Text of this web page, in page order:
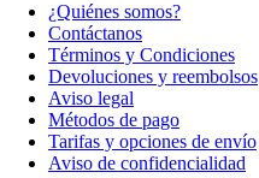
¿Quiénes somos?
Contáctanos
Términos y Condiciones
Devoluciones y reembolsos
Aviso legal
Métodos de pago
Tarifas y opciones de envío
Aviso de confidencialidad